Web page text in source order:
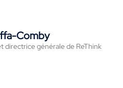
Comby
directrice générale de ReThink